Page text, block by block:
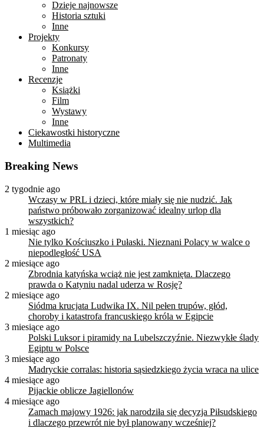
Dzieje najnowsze
Historia sztuki
Inne
Projekty
Konkursy
Patronaty
Inne
Recenzje
Książki
Film
Wystawy
Inne
Ciekawostki historyczne
Multimedia
Breaking News
2 tygodnie ago
Wczasy w PRL i dzieci, które miały się nie nudzić. Jak
państwo próbowało zorganizować idealny urlop dla
wszystkich?
1 miesiąc ago
Nie tylko Kościuszko i Pułaski. Nieznani Polacy w walce o
niepodległość USA
2 miesiące ago
Zbrodnia katyńska wciąż nie jest zamknięta. Dlaczego
prawda o Katyniu nadal uderza w Rosję?
2 miesiące ago
Siódma krucjata Ludwika IX. Nil pełen trupów, głód,
choroby i katastrofa francuskiego króla w Egipcie
3 miesiące ago
Polski Luksor i piramidy na Lubelszczyźnie. Niezwykłe ślady
Egiptu w Polsce
3 miesiące ago
Madryckie corralas: historia sąsiedzkiego życia wraca na ulice
4 miesiące ago
Pijackie oblicze Jagiellonów
4 miesiące ago
Zamach majowy 1926: jak narodziła się decyzja Piłsudskiego
i dlaczego przewrót nie był planowany wcześniej?